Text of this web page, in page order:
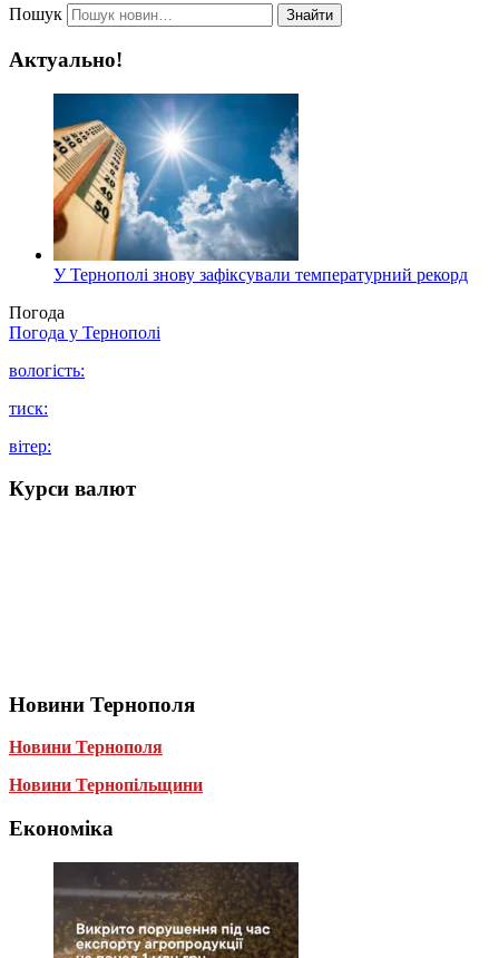
Пошук Знайти
Актуально!
У Тернополі знову зафіксували температурний рекорд
Погода
Погода у Тернополі
вологість:
тиск:
вітер:
Курси валют
Новини Тернополя
Новини Тернополя
Новини Тернопільщини
Економіка